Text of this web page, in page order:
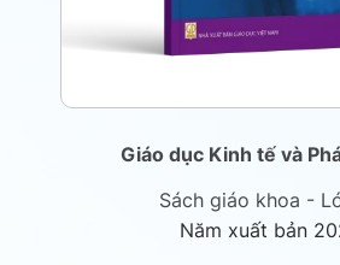
Giáo dục Kinh tế và
Sách giáo khoa -
Năm xuất bản